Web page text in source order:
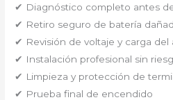
✔ Diagnóstico completo antes
✔ Retiro seguro de batería
✔ Revisión de voltaje y carga del
✔ Instalación profesional sin
✔ Limpieza y protección de
✔ Prueba final de encendido